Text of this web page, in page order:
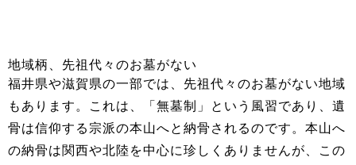
地域柄、先祖代々のお墓がない
福井県や滋賀県の一部では、先祖代々のお墓がない地域
もあります。これは、「無墓制」という風習であり、遺
骨は信仰する宗派の本山へと納骨されるのです。本山へ
の納骨は関西や北陸を中心に珍しくありませんが、この